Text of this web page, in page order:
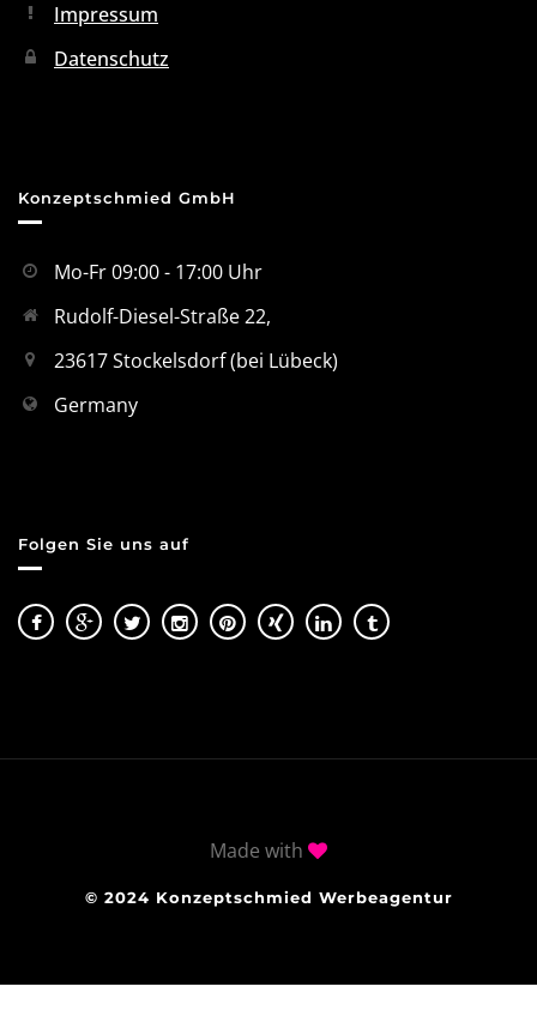
Impressum
Datenschutz
Konzeptschmied GmbH
Mo-Fr 09:00 - 17:00 Uhr
Rudolf-Diesel-Straße 22,
23617 Stockelsdorf (bei Lübeck)
Germany
Folgen Sie uns auf
Made with
© 2024 Konzeptschmied Werbeagentur